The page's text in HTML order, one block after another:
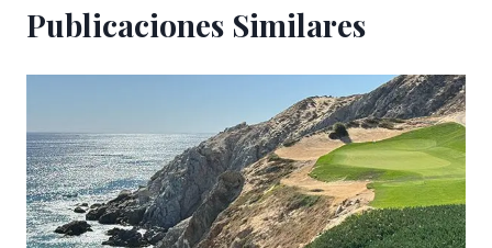
Publicaciones Similares